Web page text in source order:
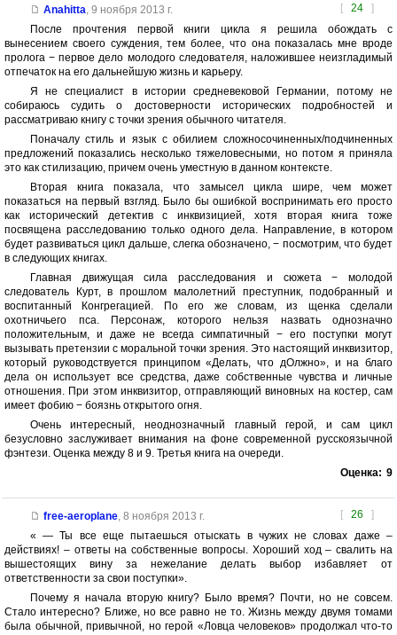
[ 24 ]
Anahitta, 9 ноября 2013 г.
После прочтения первой книги цикла я решила обождать с
вынесением своего суждения, тем более, что она показалась мне вроде
пролога − первое дело молодого следователя, наложившее неизгладимый
отпечаток на его дальнейшую жизнь и карьеру.
Я не специалист в истории средневековой Германии, потому не
собираюсь судить о достоверности исторических подробностей и
рассматриваю книгу с точки зрения обычного читателя.
Поначалу стиль и язык с обилием сложносочиненных/подчиненных
предложений показались несколько тяжеловесными, но потом я приняла
это как стилизацию, причем очень уместную в данном контексте.
Вторая книга показала, что замысел цикла шире, чем может
показаться на первый взгляд. Было бы ошибкой воспринимать его просто
как исторический детектив с инквизицией, хотя вторая книга тоже
посвящена расследованию только одного дела. Направление, в котором
будет развиваться цикл дальше, слегка обозначено, − посмотрим, что будет
в следующих книгах.
Главная движущая сила расследования и сюжета − молодой
следователь Курт, в прошлом малолетний преступник, подобранный и
воспитанный Конгрегацией. По его же словам, из щенка сделали
охотничьего пса. Персонаж, которого нельзя назвать однозначно
положительным, и даже не всегда симпатичный − его поступки могут
вызывать претензии с моральной точки зрения. Это настоящий инквизитор,
который руководствуется принципом «Делать, что дОлжно», и на благо
дела он использует все средства, даже собственные чувства и личные
отношения. При этом инквизитор, отправляющий виновных на костер, сам
имеет фобию − боязнь открытого огня.
Очень интересный, неоднозначный главный герой, и сам цикл
безусловно заслуживает внимания на фоне современной русскоязычной
фэнтези. Оценка между 8 и 9. Третья книга на очереди.
Оценка: 9
[ 26 ]
free-aeroplane, 8 ноября 2013 г.
« — Ты все еще пытаешься отыскать в чужих не словах даже –
действиях! – ответы на собственные вопросы. Хороший ход – свалить на
вышестоящих вину за нежелание делать выбор избавляет от
ответственности за свои поступки».
Почему я начала вторую книгу? Было время? Почти, но не совсем.
Стало интересно? Ближе, но все равно не то. Жизнь между двумя томами
была обычной, привычной, но герой «Ловца человеков» продолжал что-то